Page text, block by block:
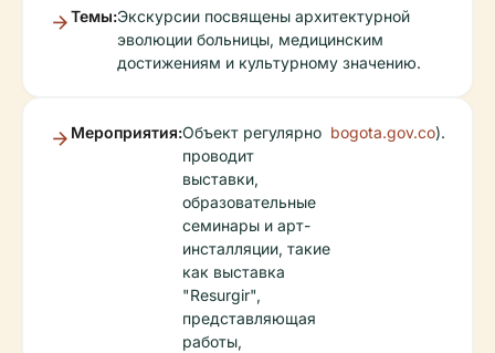
Темы:Экскурсии посвящены архитектурной
эволюции больницы, медицинским
достижениям и культурному значению.
Мероприятия:Объект регулярно
проводит
выставки,
образовательные
семинары и арт-
инсталляции, такие
как выставка
"Resurgir",
представляющая
работы,
bogota.gov.co).